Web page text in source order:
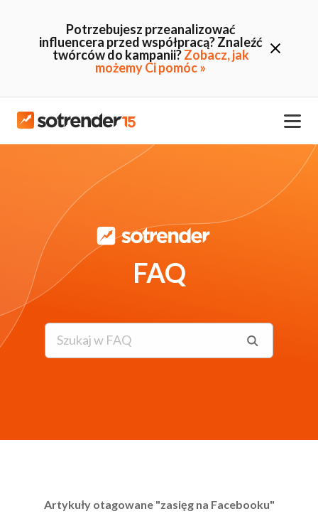
Potrzebujesz przeanalizować
influencera przed współpracą? Znaleźć
twórców do kampanii?Zobacz, jak
możemy Ci pomóc »
FAQ
Artykuły otagowane "zasięg na Facebooku"